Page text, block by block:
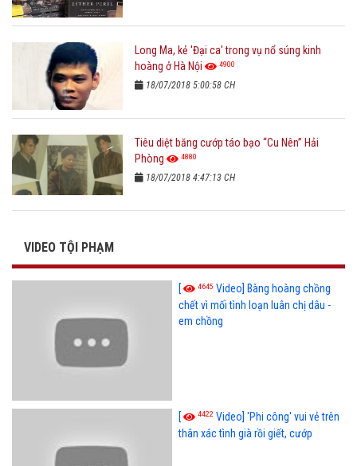
Long Ma, kẻ 'Đại ca' trong vụ nổ súng kinh
hoàng ở Hà Nội
4900
18/07/2018 5:00:58 CH
Tiêu diệt băng cướp táo bạo “Cu Nên” Hải
Phòng
4880
18/07/2018 4:47:13 CH
VIDEO TỘI PHẠM
[ 4645 Video] Bàng hoàng chồng
chết vì mối tình loạn luân chị dâu -
em chồng
[ 4422 Video] 'Phi công' vui vẻ trên
thân xác tình già rồi giết, cướp